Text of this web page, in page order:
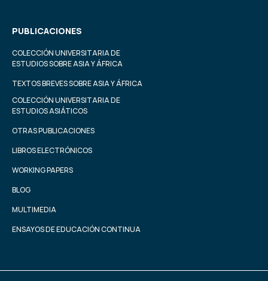
PUBLICACIONES
COLECCIÓN UNIVERSITARIA DE
ESTUDIOS SOBRE ASIA Y ÁFRICA
TEXTOS BREVES SOBRE ASIA Y ÁFRICA
COLECCIÓN UNIVERSITARIA DE
ESTUDIOS ASIÁTICOS
OTRAS PUBLICACIONES
LIBROS ELECTRÓNICOS
WORKING PAPERS
BLOG
MULTIMEDIA
ENSAYOS DE EDUCACIÓN CONTINUA